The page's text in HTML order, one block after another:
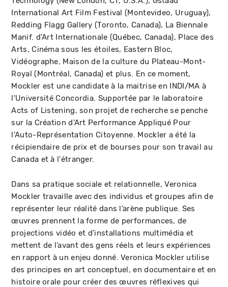
International Art Film Festival (Montevideo, Uruguay),
Redding Flagg Gallery (Toronto, Canada), La Biennale
Manif. d’Art Internationale (Québec, Canada), Place des
Arts, Cinéma sous les étoiles, Eastern Bloc,
Vidéographe, Maison de la culture du Plateau-Mont-
Royal (Montréal, Canada) et plus. En ce moment,
Mockler est une candidate à la maitrise en INDI/MA à
l'Université Concordia. Supportée par le laboratoire
Acts of Listening, son projet de recherche se penche
sur la Création d'Art Performance Appliqué Pour
l'Auto-Représentation Citoyenne. Mockler a été la
récipiendaire de prix et de bourses pour son travail au
Canada et à l'étranger.
Dans sa pratique sociale et relationnelle, Veronica
Mockler travaille avec des individus et groupes afin de
représenter leur réalité dans l’arène publique. Ses
œuvres prennent la forme de performances, de
projections vidéo et d’installations multimédia et
mettent de l’avant des gens réels et leurs expériences
en rapport à un enjeu donné. Veronica Mockler utilise
des principes en art conceptuel, en documentaire et en
histoire orale pour créer des œuvres réflexives qui